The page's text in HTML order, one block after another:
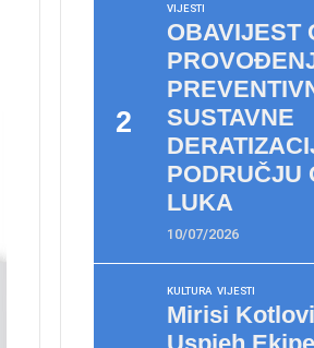
VIJESTI
OBAVIJEST
SUSTAVNE
PODRUČJU
LUKA
10/07/2026
KULTURA VIJESTI
Mirisi
Uspjeh